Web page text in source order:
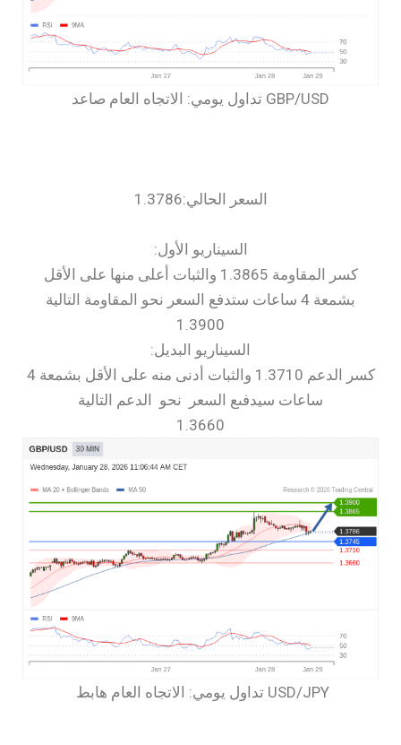
السعر الحالي:1.3786
السيناريو الأول:
كسر المقاومة 1.3865 والثبات أعلى منها على الأقل
بشمعة 4 ساعات ستدفع السعر نحو المقاومة التالية
1.3900
السيناريو البديل:
كسر الدعم 1.3710 والثبات أدنى منه على الأقل بشمعة 4
ساعات سيدفىع السعر نحو الدعم التالية
1.3660
‏USD/JPY تداول يومي: الاتجاه العام هابط